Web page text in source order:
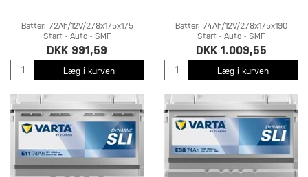
Batteri 72Ah/12V/278x175x175
Start - Auto - SMF
DKK 991,59
Læg i kurven
Batteri 74Ah/12V/278x175x190
Start - Auto - SMF
DKK 1.009,55
Læg i kurven